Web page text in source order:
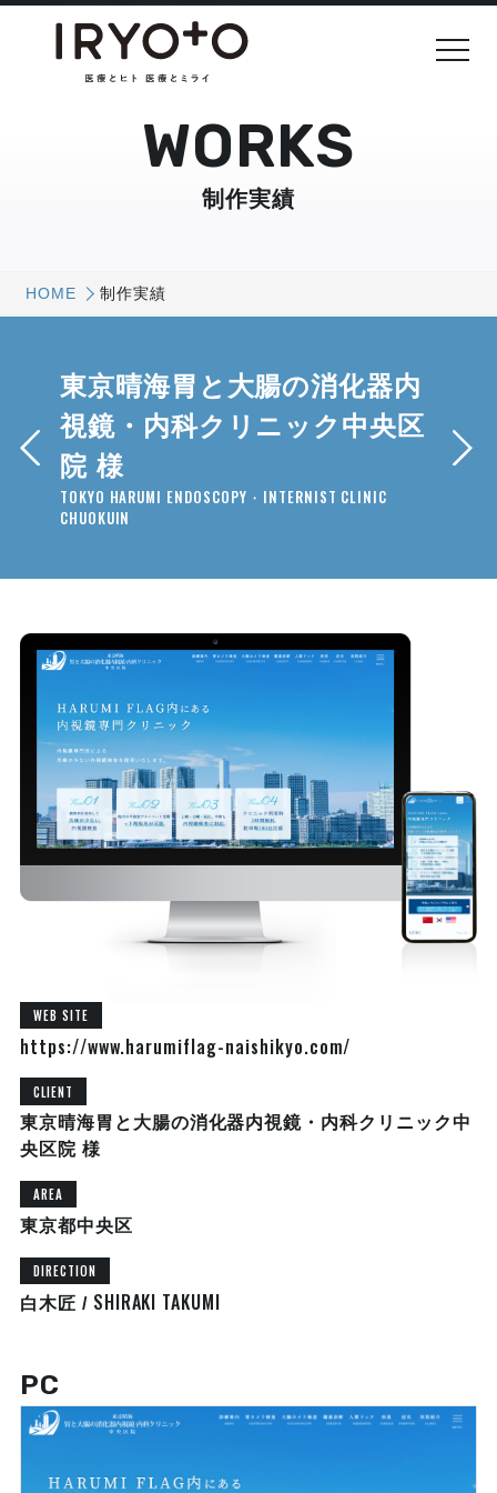
WORKS
制作実績
HOME 制作実績
東京晴海胃と大腸の消化器内
視鏡・内科クリニック中央区
院 様
TOKYO HARUMI ENDOSCOPY・INTERNIST CLINIC
CHUOKUIN
WEB SITE
https://www.harumiflag-naishikyo.com/
CLIENT
東京晴海胃と大腸の消化器内視鏡・内科クリニック中
央区院 様
AREA
東京都中央区
DIRECTION
白木匠 / SHIRAKI TAKUMI
PC